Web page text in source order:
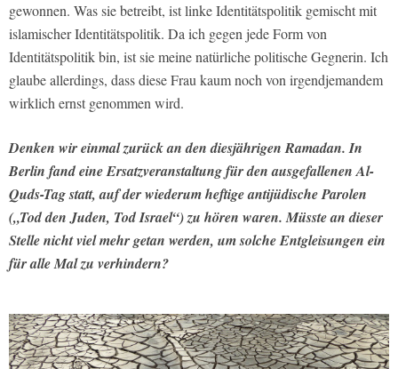
gewonnen. Was sie betreibt, ist linke Identitätspolitik gemischt mit
islamischer Identitätspolitik. Da ich gegen jede Form von
Identitätspolitik bin, ist sie meine natürliche politische Gegnerin. Ich
glaube allerdings, dass diese Frau kaum noch von irgendjemandem
wirklich ernst genommen wird.
Denken wir einmal zurück an den diesjährigen Ramadan. In
Berlin fand eine Ersatzveranstaltung für den ausgefallenen Al-
Quds-Tag statt, auf der wiederum heftige antijüdische Parolen
(„Tod den Juden, Tod Israel“) zu hören waren. Müsste an dieser
Stelle nicht viel mehr getan werden, um solche Entgleisungen ein
für alle Mal zu verhindern?